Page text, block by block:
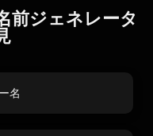
前ジェネレータ
名